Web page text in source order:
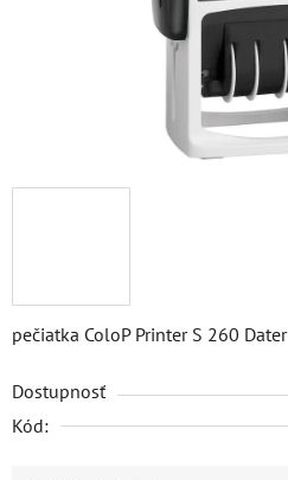
pečiatka ColoP Printer S 260 Dater
Dostupnosť
Kód: